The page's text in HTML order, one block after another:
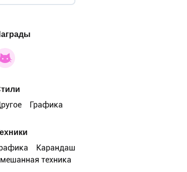
Графика
Карандаш
техника